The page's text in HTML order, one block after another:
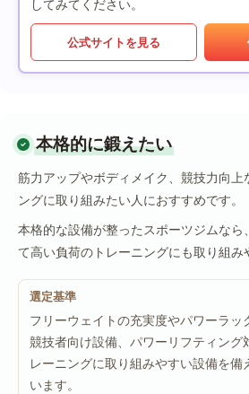
してみてください。
公式サイトを見る
本格的に鍛えたい
筋力アップやボディメイク、競技力向上
ングに取り組みたい人におすすめです。
本格的な設備が整ったスポーツジムな
て高い負荷のトレーニングにも取り組み
選定基準
フリーウェイトの充実度やパワーラッ
競技者向け設備、パワーリフティング
レーニングに取り組みやすい設備を備
います。